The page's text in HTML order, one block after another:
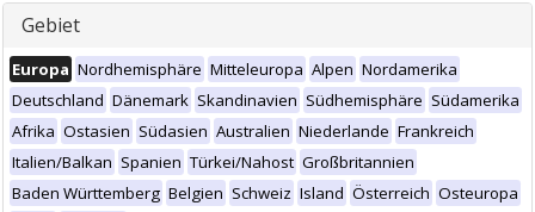
Gebiet
Europa Nordhemisphäre Mitteleuropa Alpen Nordamerika
Deutschland Dänemark Skandinavien Südhemisphäre Südamerika
Afrika Ostasien Südasien Australien Niederlande Frankreich
Italien/Balkan Spanien Türkei/Nahost Großbritannien
Baden Württemberg Belgien Schweiz Island Österreich Osteuropa